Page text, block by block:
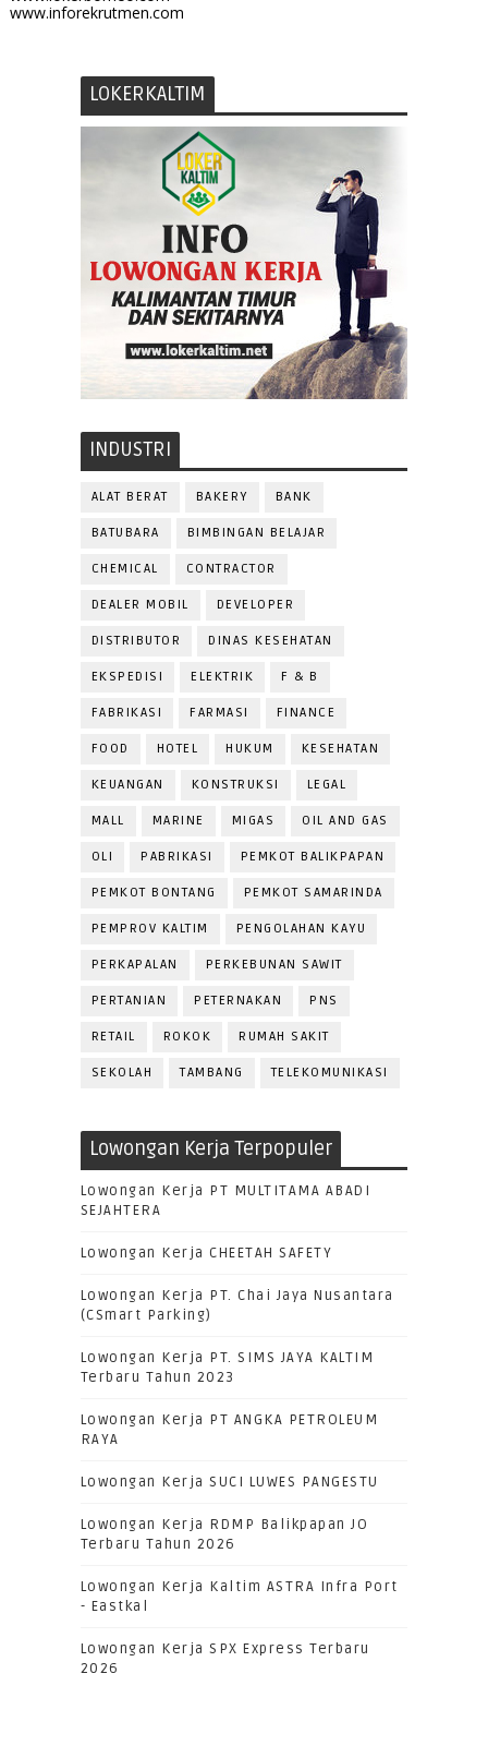
www.inforekrutmen.com
LOKERKALTIM
INDUSTRI
ALAT BERAT BAKERY BANK
BATUBARA BIMBINGAN BELAJAR
CHEMICAL CONTRACTOR
DEALER MOBIL DEVELOPER
DISTRIBUTOR DINAS KESEHATAN
EKSPEDISI ELEKTRIK F & B
FABRIKASI FARMASI FINANCE
FOOD HOTEL HUKUM KESEHATAN
KEUANGAN KONSTRUKSI LEGAL
MALL MARINE MIGAS OIL AND GAS
OLI PABRIKASI PEMKOT BALIKPAPAN
PEMKOT BONTANG PEMKOT SAMARINDA
PEMPROV KALTIM PENGOLAHAN KAYU
PERKAPALAN PERKEBUNAN SAWIT
PERTANIAN PETERNAKAN PNS
RETAIL ROKOK RUMAH SAKIT
SEKOLAH TAMBANG TELEKOMUNIKASI
Lowongan Kerja Terpopuler
Lowongan Kerja PT MULTITAMA ABADI
SEJAHTERA
Lowongan Kerja CHEETAH SAFETY
Lowongan Kerja PT. Chai Jaya Nusantara
(CSmart Parking)
Lowongan Kerja PT. SIMS JAYA KALTIM
Terbaru Tahun 2023
Lowongan Kerja PT ANGKA PETROLEUM
RAYA
Lowongan Kerja SUCI LUWES PANGESTU
Lowongan Kerja RDMP Balikpapan JO
Terbaru Tahun 2026
Lowongan Kerja Kaltim ASTRA Infra Port
- Eastkal
Lowongan Kerja SPX Express Terbaru
2026